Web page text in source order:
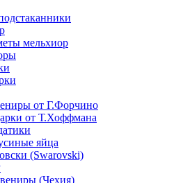
мельхиор
от Г.Форчино
от Т.Хоффмана
яйца
(Swarovski)
(Чехия)